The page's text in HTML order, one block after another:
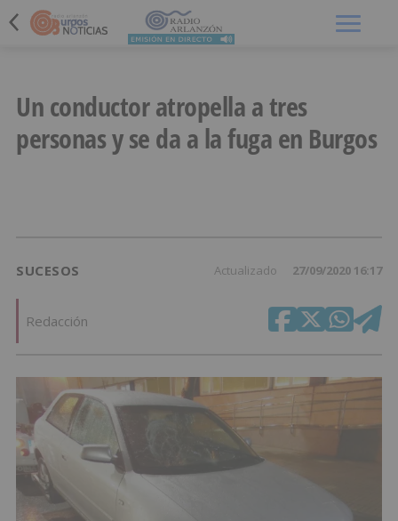
Un conductor atropella a tres
personas y se da a la fuga en Burgos
SUCESOS Actualizado 27/09/2020 16:17
Redacción